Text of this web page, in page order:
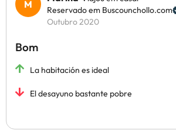
Reservado em Buscounchollo.com
Outubro 2020
Bom
La habitación es ideal
El desayuno bastante pobre